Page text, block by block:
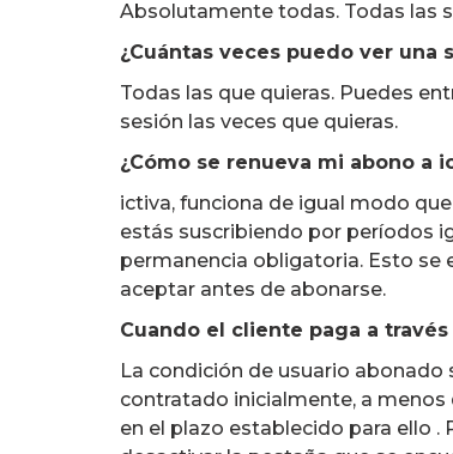
Absolutamente todas. Todas las
¿Cuántas veces puedo ver una
Todas las que quieras. Puedes
sesión las veces que quieras.
¿Cómo se renueva mi abono a
ictiva, funciona de igual modo
estás suscribiendo por períodos
permanencia obligatoria. Esto se
aceptar antes de abonarse.
Cuando el cliente paga a
La condición de usuario
contratado inicialmente, a
en el plazo establecido para ello